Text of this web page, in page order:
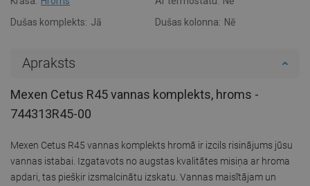
Dušas komplekts: Jā Dušas kolonna: Nē
Apraksts
Mexen Cetus R45 vannas komplekts, hroms -
744313R45-00
Mexen Cetus R45 vannas komplekts hromā ir izcils risinājums jūsu
vannas istabai. Izgatavots no augstas kvalitātes misiņa ar hroma
apdari, tas piešķir izsmalcinātu izskatu. Vannas maisītājam un